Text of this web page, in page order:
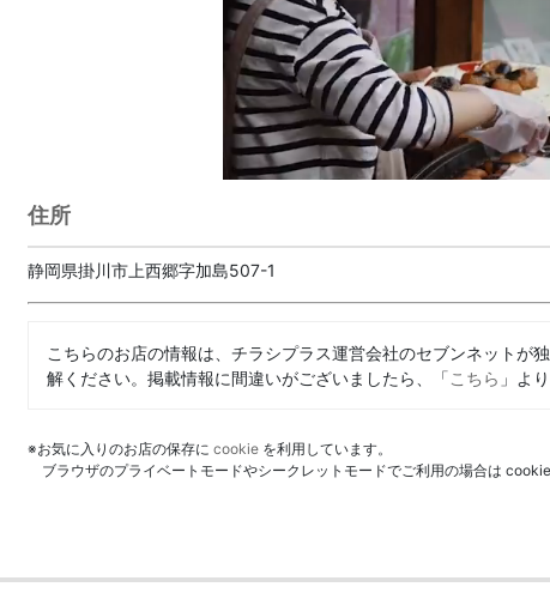
住所
静岡県掛川市上西郷字加島507-1
こちらのお店の情報は、チラシプラス運営会社のセブンネットが
解ください。掲載情報に間違いがございましたら、「こちら 」よ
※お気に入りのお店の保存に cookie を利用しています。
ブラウザのプライベートモードやシークレットモードでご利用の場合は